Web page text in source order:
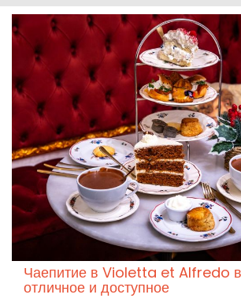
Чаепитие в Violetta et Alfredo
отличное и доступное